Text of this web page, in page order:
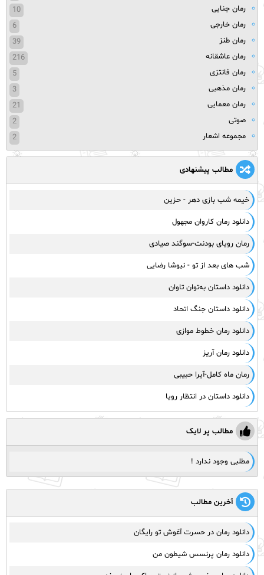
رمان جنایی
10
رمان خارجی
6
رمان طنز
39
رمان عاشقانه
216
رمان فانتزی
5
رمان مذهبی
3
رمان معمایی
21
صوتی
2
مجموعه اشعار
2
مطالب پیشنهادی
خیمه شب بازی دهر - حزین
دانلود رمان کاروان مجهول
رمان رویای بودنت-سوگند صیادی
شب های بعد از تو - نیوشا رضایی
دانلود داستان به‌توان تاوان
دانلود داستان جنگ اتحاد
دانلود رمان خطوط موازی
دانلود رمان آریز
رمان ماه کامل-آیرا حبیبی
دانلود داستان در انتظار رویا
مطالب پر لایک
مطلبی وجود ندارد !
آخرین مطالب
دانلود رمان در حسرت آغوش تو رایگان
دانلود رمان پرنسس شیطون من